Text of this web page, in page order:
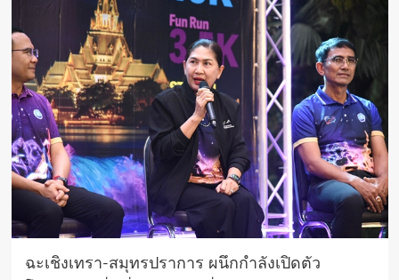
ฉะเชิงเทรา-สมุทรปราการ ผนึกกำลังเปิดตัว